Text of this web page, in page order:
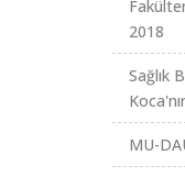
2018
Sağlık
MU-